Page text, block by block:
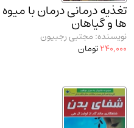
تغذیه درمانی درمان با میوه
ها و گیاهان
نویسنده: مجتبی رجبیون
240,000تومان